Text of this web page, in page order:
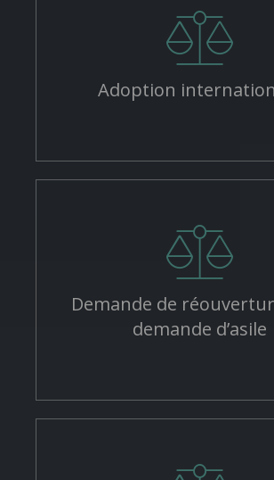
Adoption
Demande de
demande d’asile